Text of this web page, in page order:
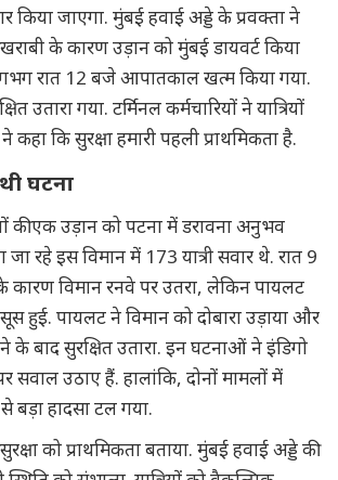
किया जाएगा. मुंबई हवाई अड्डे के प्रवक्ता ने
के कारण उड़ान को मुंबई डायवर्ट किया
रात 12 बजे आपातकाल खत्म किया गया.
उतारा गया. टर्मिनल कर्मचारियों ने यात्रियों
कहा कि सुरक्षा हमारी पहली प्राथमिकता है.
घटना
की एक उड़ान को पटना में डरावना अनुभव
रहे इस विमान में 173 यात्री सवार थे. रात 9
कारण विमान रनवे पर उतरा, लेकिन पायलट
हुई. पायलट ने विमान को दोबारा उड़ाया और
बाद सुरक्षित उतारा. इन घटनाओं ने इंडिगो
पर सवाल उठाए हैं. हालांकि, दोनों मामलों में
बड़ा हादसा टल गया.
सुरक्षा को प्राथमिकता बताया. मुंबई हवाई अड्डे की